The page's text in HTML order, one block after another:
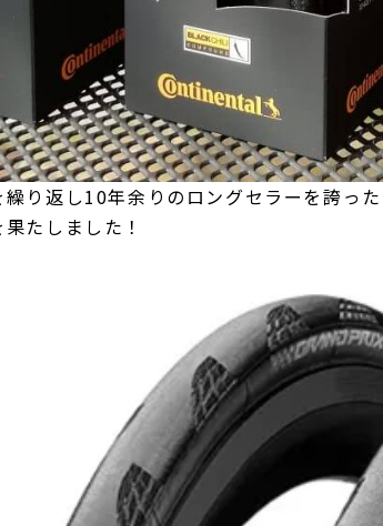
り返し10年余りのロングセラーを誇っ
果たしました！